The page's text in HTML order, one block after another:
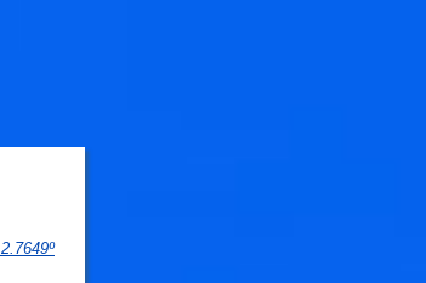
2.7649º